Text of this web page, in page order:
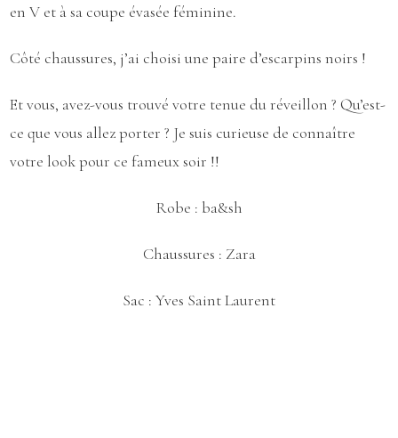
en V et à sa coupe évasée féminine.
Côté chaussures, j’ai choisi une paire d’escarpins noirs !
Et vous, avez-vous trouvé votre tenue du réveillon ? Qu’est-
ce que vous allez porter ? Je suis curieuse de connaître
votre look pour ce fameux soir !!
Robe : ba&sh
Chaussures : Zara
Sac : Yves Saint Laurent